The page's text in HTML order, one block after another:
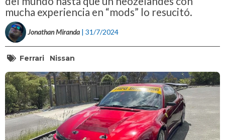
mucha experiencia en “mods” lo resucitó.
Jonathan Miranda | 31/7/2024
Ferrari Nissan